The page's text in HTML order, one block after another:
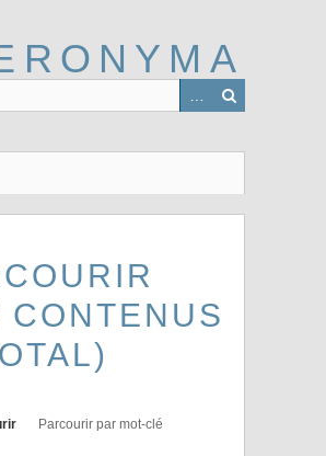
CONTENUS
Parcourir par mot-clé